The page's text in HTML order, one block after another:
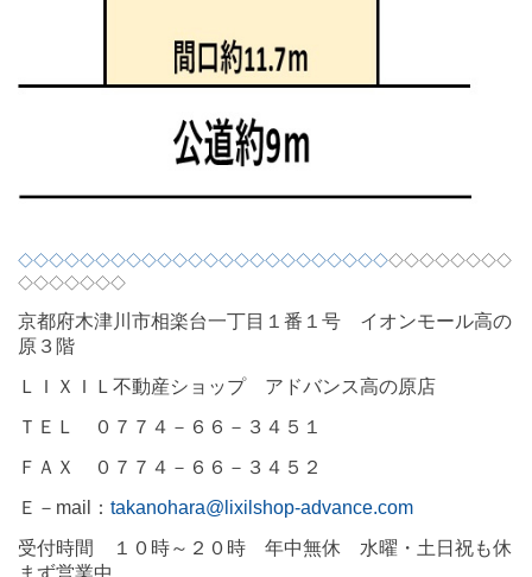
◇◇◇◇◇◇◇◇◇◇◇◇◇◇◇◇◇◇◇◇◇◇◇◇◇◇◇◇◇◇◇◇
◇◇◇◇◇◇◇
京都府木津川市相楽台一丁目１番１号 イオンモール高の
原３階
ＬＩＸＩＬ不動産ショップ アドバンス高の原店
ＴＥＬ ０７７４－６６－３４５１
ＦＡＸ ０７７４－６６－３４５２
Ｅ－ mail ： takanohara@lixilshop-advance.com
受付時間 １０時～２０時 年中無休 水曜・土日祝も休
まず営業中